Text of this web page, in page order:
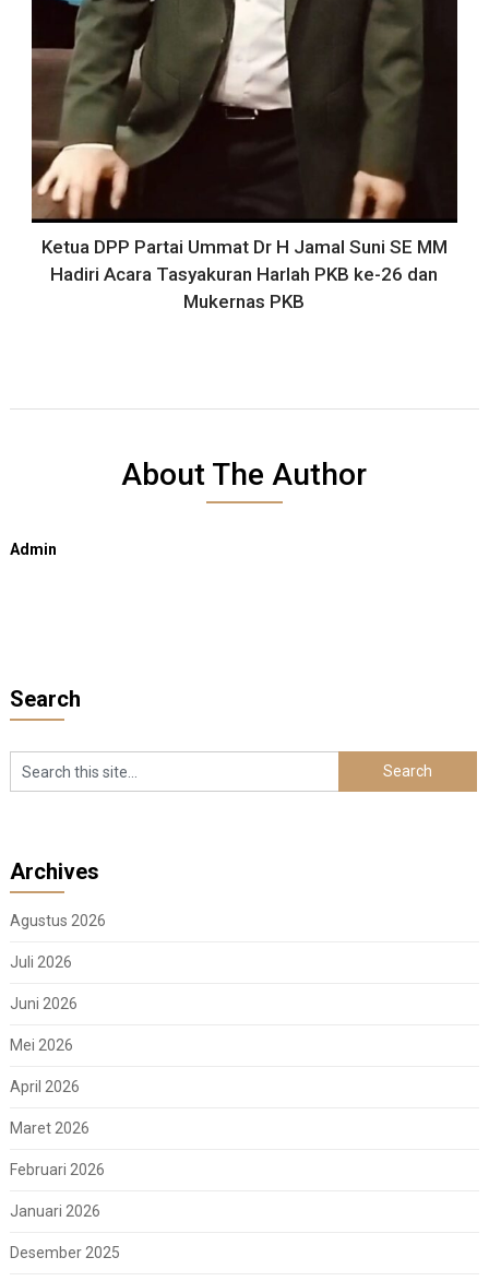
Ketua DPP Partai Ummat Dr H Jamal Suni SE MM
Hadiri Acara Tasyakuran Harlah PKB ke-26 dan
Mukernas PKB
About The Author
Admin
Search
Archives
Agustus 2026
Juli 2026
Juni 2026
Mei 2026
April 2026
Maret 2026
Februari 2026
Januari 2026
Desember 2025